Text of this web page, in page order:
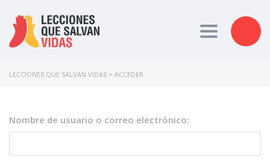
Toggle
LECCIONES QUE SALVAN VIDAS > ACCEDER
Nombre de usuario o correo electrónico: